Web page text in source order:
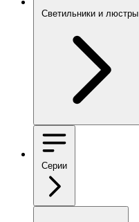
Светильники и люстры
Серии